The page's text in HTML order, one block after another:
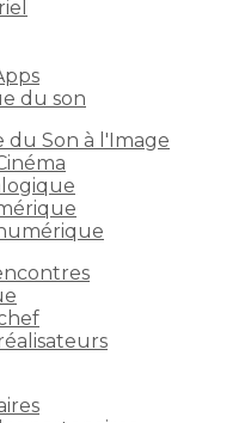
du son
du Son à l'Image